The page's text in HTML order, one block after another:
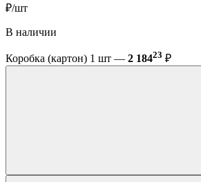
₽/шт
В наличии
Коробка (картон) 1 шт — 2 18423 ₽